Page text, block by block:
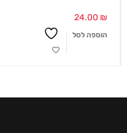
24.00 ₪
הוספה לסל